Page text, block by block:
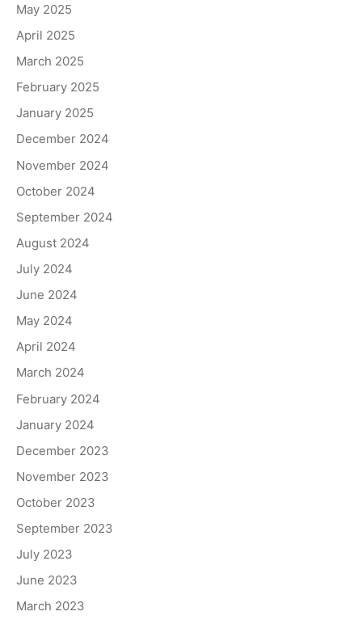
May 2025
April 2025
March 2025
February 2025
January 2025
December 2024
November 2024
October 2024
September 2024
August 2024
July 2024
June 2024
May 2024
April 2024
March 2024
February 2024
January 2024
December 2023
November 2023
October 2023
September 2023
July 2023
June 2023
March 2023